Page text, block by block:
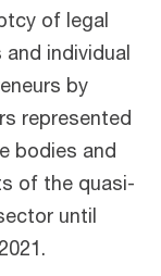
of legal
and individual
by
represented
bodies and
of the quasi-
until